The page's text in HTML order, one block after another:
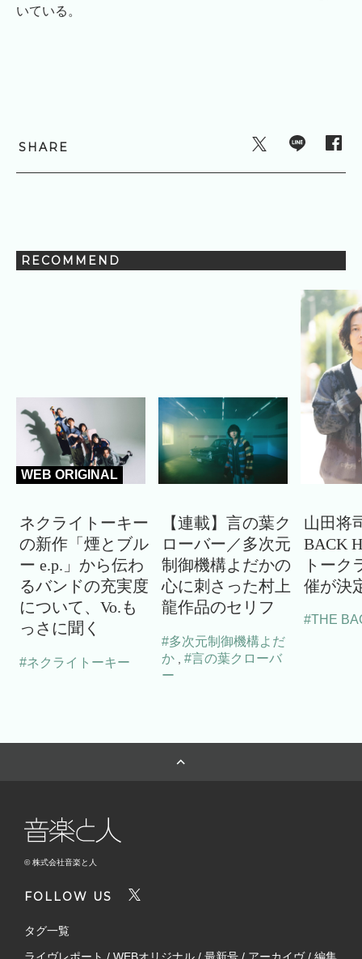
いている。
SHARE
RECOMMEND
WEB ORIGINAL
ネクライトーキー
の新作「煙とブル
ー e.p.」から伝わ
るバンドの充実度
について、Vo.も
っさに聞く
#ネクライトーキー
【連載】言の葉ク
ローバー／多次元
制御機構よだかの
心に刺さった村上
龍作品のセリフ
#多次元制御機構よだ
か
#言の葉クローバ
ー
山田将
BACK
トーク
催が決
#THE
© 株式会社音楽と人
FOLLOW US
タグ一覧